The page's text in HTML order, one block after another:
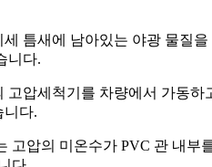
틈새에 남아있는 야광 물질을
니다.
고압세척기를 차량에서 가동하
니다.
고압의 미온수가 PVC 관 내부